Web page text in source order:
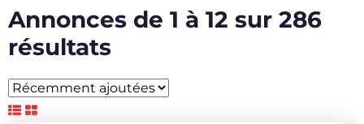
Annonces de 1 à 12 sur 286
résultats